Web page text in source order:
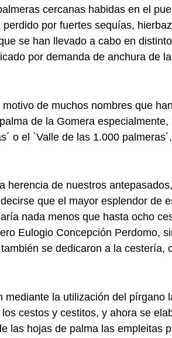
cercanas habidas en el
por fuertes sequías,
se han llevado a cabo en
por demanda de anchura de
de muchos nombres que
de la Gomera
o el `Valle de las 1.000
herencia de nuestros
que el mayor esplendor de
nada menos que hasta ocho
Eulogio Concepción Perdomo,
se dedicaron a la cestería,
mediante la utilización del
cestos y cestitos, y ahora se
las hojas de palma las empleitas